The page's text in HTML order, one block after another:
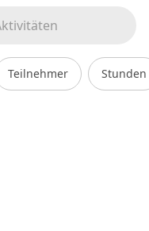
Teilnehmer Stunden